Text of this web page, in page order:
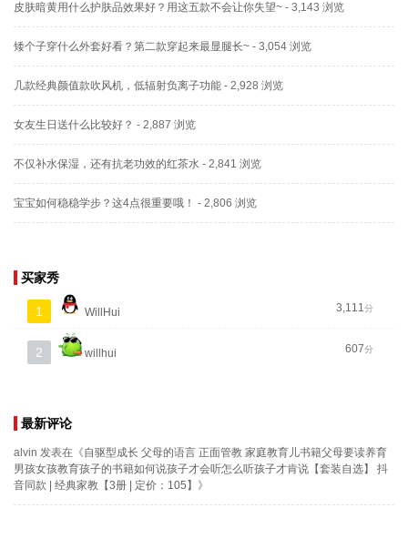
皮肤暗黄用什么护肤品效果好？用这五款不会让你失望~ - 3,143 浏览
矮个子穿什么外套好看？第二款穿起来最显腿长~ - 3,054 浏览
几款经典颜值款吹风机，低辐射负离子功能 - 2,928 浏览
女友生日送什么比较好？ - 2,887 浏览
不仅补水保湿，还有抗老功效的红茶水 - 2,841 浏览
宝宝如何稳稳学步？这4点很重要哦！ - 2,806 浏览
买家秀
1 WillHui 3,111分
2 willhui 607分
最新评论
alvin 发表在《自驱型成长 父母的语言 正面管教 家庭教育儿书籍父母要读养育
男孩女孩教育孩子的书籍如何说孩子才会听怎么听孩子才肯说【套装自选】 抖
音同款 | 经典家教【3册 | 定价：105】 》